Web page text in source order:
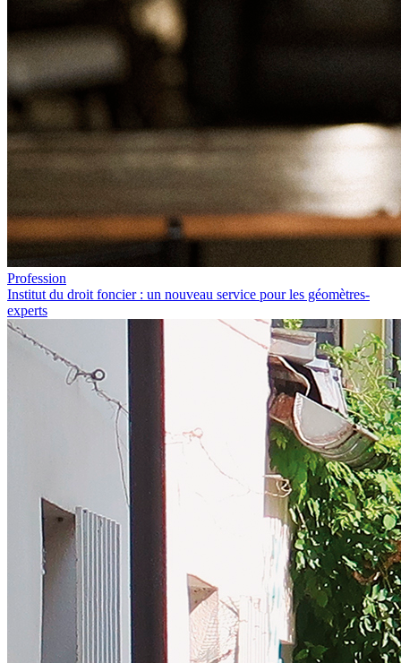
Profession
Institut du droit foncier : un nouveau service pour les géomètres-
experts